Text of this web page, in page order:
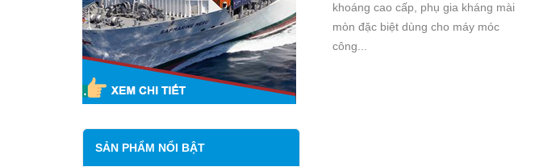
SẢN PHẨM NỔI BẬT
khoáng cao cấp, phụ gia kháng mài
mòn đặc biệt dùng cho máy móc
công...